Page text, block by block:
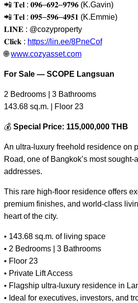
📲 𝐓𝐞𝐥 : 𝟎𝟗𝟔–𝟔𝟗𝟐–𝟗𝟕𝟗𝟔 (K.Gavin)
📲 𝐓𝐞𝐥 : 𝟎𝟗𝟓–𝟓𝟗𝟔–𝟒𝟗𝟓𝟏 (K.Emmie)
𝐋𝐈𝐍𝐄 : @cozyproperty
𝐂𝐥𝐢𝐜𝐤 : https://lin.ee/8PneCof
🌐 www.cozyasset.com
For Sale — SCOPE Langsuan
2 Bedrooms | 3 Bathrooms
143.68 sq.m. | Floor 23
💰 Special Price: 115,000,000 THB
An ultra-luxury freehold residence on
Road, one of Bangkok’s most sought-
addresses.
This rare high-floor residence offers
premium finishes, and world-class
heart of the city.
• 143.68 sq.m. of living space
• 2 Bedrooms | 3 Bathrooms
• Floor 23
• Private Lift Access
• Flagship ultra-luxury residence in
• Ideal for executives, investors, and